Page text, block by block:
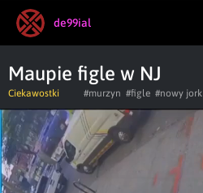
de99ial
Maupie figle w NJ
Ciekawostki #murzyn #figle #nowy jork